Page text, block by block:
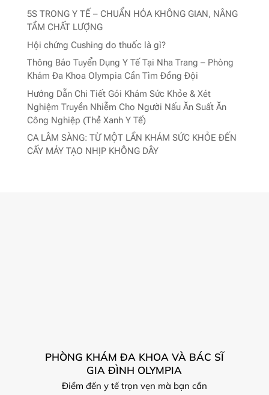
5S TRONG Y TẾ – CHUẨN HÓA KHÔNG GIAN, NÂNG
TẦM CHẤT LƯỢNG
Hội chứng Cushing do thuốc là gì?
Thông Báo Tuyển Dụng Y Tế Tại Nha Trang – Phòng
Khám Đa Khoa Olympia Cần Tìm Đồng Đội
Hướng Dẫn Chi Tiết Gói Khám Sức Khỏe & Xét
Nghiệm Truyền Nhiễm Cho Người Nấu Ăn Suất Ăn
Công Nghiệp (Thẻ Xanh Y Tế)
CA LÂM SÀNG: TỪ MỘT LẦN KHÁM SỨC KHỎE ĐẾN
CẤY MÁY TẠO NHỊP KHÔNG DÂY
PHÒNG KHÁM ĐA KHOA VÀ BÁC SĨ
GIA ĐÌNH OLYMPIA
Điểm đến y tế trọn vẹn mà bạn cần